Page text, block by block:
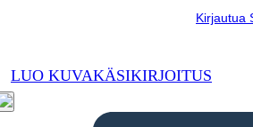
Kirjautua
LUO KUVAKÄSIKIRJOITUS